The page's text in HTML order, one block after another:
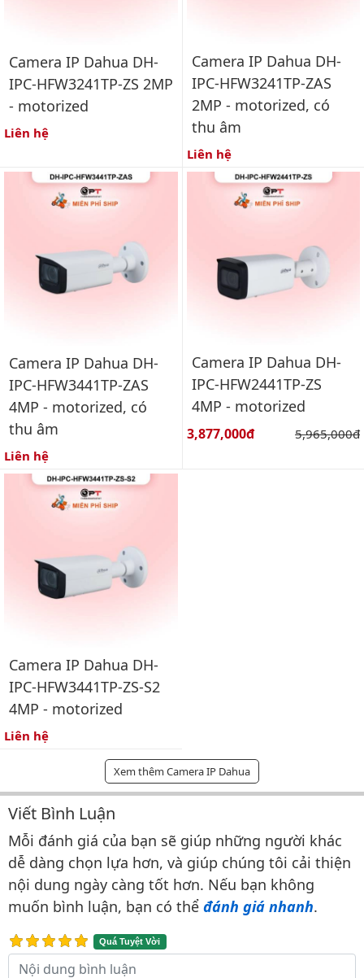
Camera IP Dahua DH-
IPC-HFW3241TP-ZS 2MP
- motorized
Liên hệ
Camera IP Dahua DH-
IPC-HFW3241TP-ZAS
2MP - motorized, có
thu âm
Liên hệ
Camera IP Dahua DH-
IPC-HFW3441TP-ZAS
4MP - motorized, có
thu âm
Liên hệ
Camera IP Dahua DH-
IPC-HFW2441TP-ZS
4MP - motorized
Giá bán:
3,877,000đ Giá gốc:
5,965,000đ
Camera IP Dahua DH-
IPC-HFW3441TP-ZS-S2
4MP - motorized
Liên hệ
Xem thêm Camera IP Dahua
Bình luận & Đánh giá
Viết Bình Luận
Mỗi đánh giá của bạn sẽ giúp những người khác
dễ dàng chọn lựa hơn, và giúp chúng tôi cải thiện
nội dung ngày càng tốt hơn. Nếu bạn không
muốn bình luận, bạn có thể đánh giá nhanh.
Quá Tuyệt Vời
Nội dung bình luận